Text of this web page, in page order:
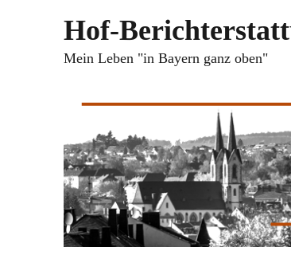
Hof-
Mein Leben "in Bayern ganz oben"